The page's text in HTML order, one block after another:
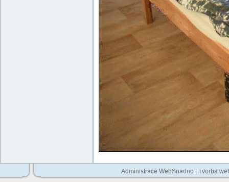
Administrace WebSnadno Tvorba